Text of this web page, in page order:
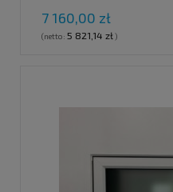
7 160,00 zł
(netto: 5 821,14 zł)